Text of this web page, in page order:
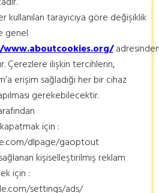
kullanılan tarayıcıya göre değişiklik
genel
Çerezlere ilişkin tercihlerin,
erişim sağladığı her bir cihaz
gerekebilecektir.
için :
dlpage/gaoptout
kişiselleştirilmiş reklam
için :
settings/ads/